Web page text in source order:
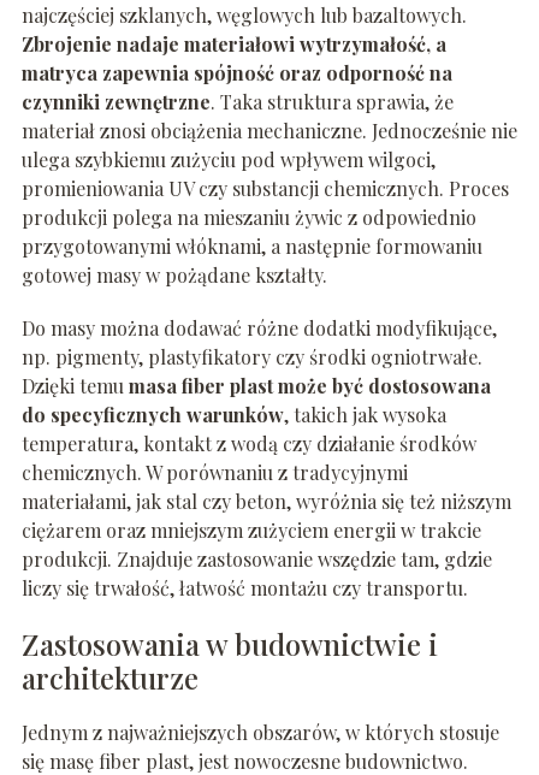
najczęściej szklanych, węglowych lub bazaltowych.
Zbrojenie nadaje materiałowi wytrzymałość, a
matryca zapewnia spójność oraz odporność na
czynniki zewnętrzne. Taka struktura sprawia, że
materiał znosi obciążenia mechaniczne. Jednocześnie nie
ulega szybkiemu zużyciu pod wpływem wilgoci,
promieniowania UV czy substancji chemicznych. Proces
produkcji polega na mieszaniu żywic z odpowiednio
przygotowanymi włóknami, a następnie formowaniu
gotowej masy w pożądane kształty.
Do masy można dodawać różne dodatki modyfikujące,
np. pigmenty, plastyfikatory czy środki ogniotrwałe.
Dzięki temu masa fiber plast może być dostosowana
do specyficznych warunków, takich jak wysoka
temperatura, kontakt z wodą czy działanie środków
chemicznych. W porównaniu z tradycyjnymi
materiałami, jak stal czy beton, wyróżnia się też niższym
ciężarem oraz mniejszym zużyciem energii w trakcie
produkcji. Znajduje zastosowanie wszędzie tam, gdzie
liczy się trwałość, łatwość montażu czy transportu.
Zastosowania w budownictwie i
architekturze
Jednym z najważniejszych obszarów, w których stosuje
się masę fiber plast, jest nowoczesne budownictwo.